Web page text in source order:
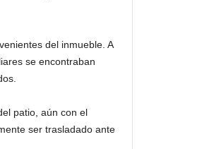
del inmueble. A
se encontraban
patio, aún con el
ser trasladado ante